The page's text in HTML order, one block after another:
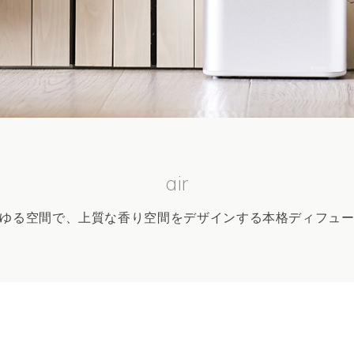
air
る空間で、上質な香り空間をデザインする本格ディフュ